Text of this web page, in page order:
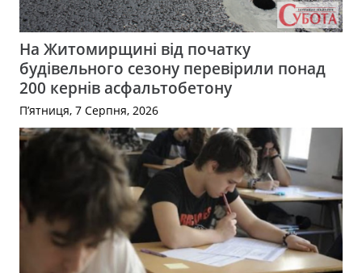
На Житомирщині від початку
будівельного сезону перевірили понад
200 кернів асфальтобетону
П’ятниця, 7 Серпня, 2026